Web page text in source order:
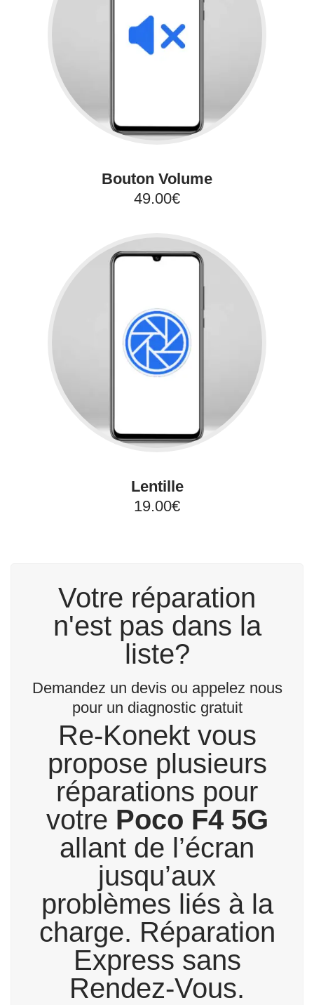
Bouton Volume
49.00€
Lentille
19.00€
Votre réparation
n'est pas dans la
liste?
Demandez un devis ou appelez nous
pour un diagnostic gratuit
Re-Konekt vous
propose plusieurs
réparations pour
votre Poco F4 5G
allant de l’écran
jusqu’aux
problèmes liés à la
charge. Réparation
Express sans
Rendez-Vous.